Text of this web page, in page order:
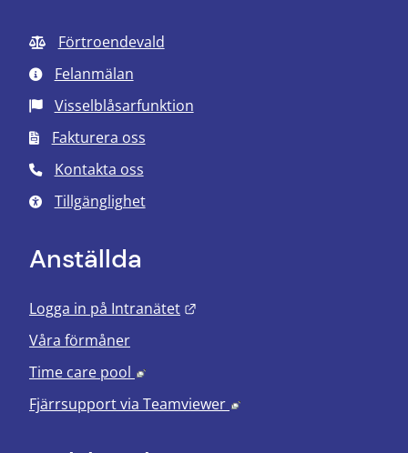
Förtroendevald
Felanmälan
Visselblåsarfunktion
Fakturera oss
Kontakta oss
Tillgänglighet
Anställda
Logga in på Intranätet
Våra förmåner
Time care pool
Länk till annan webbplats, öppnas i
Fjärrsupport via Teamviewer Länk till annan